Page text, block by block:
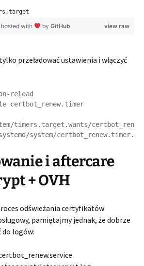
view raw
hosted with by GitHub
przeładować ustawienia i włączyć
reload
certbot_renew.timer
timers.target.wants/certbot_ren
i aftercare
+ OVH
odświeżania certyfikatów
pamiętajmy jednak, że dobrze
do logów: